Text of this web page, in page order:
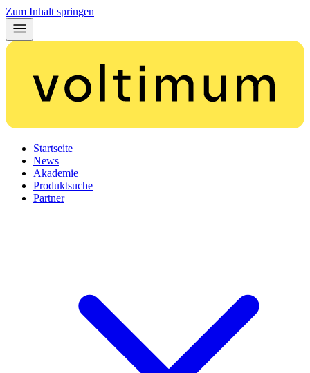
Zum Inhalt springen
Startseite
News
Akademie
Produktsuche
Partner